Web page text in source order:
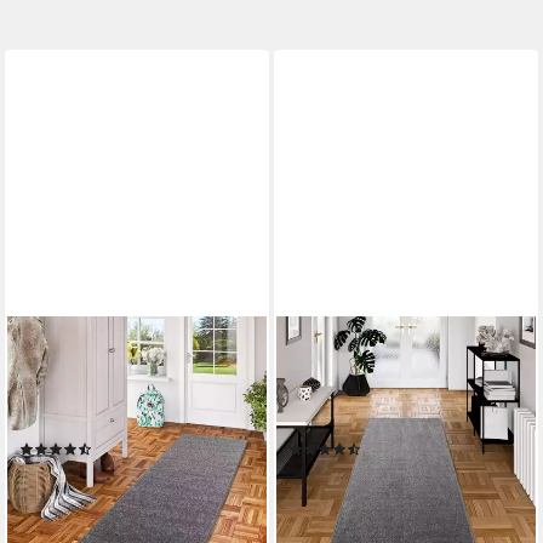
SNAPSTYLE
Läufer Hochflor Langflor
Teppich Läufer Cottage,
Rechteckig, Höhe: 22 mm
(76)
ab 29,90 € UVP52,90 €
-43%
lieferbar - in 4-5 Werktagen bei dir
SNAPSTYLE
Läufer Hochflor Velours
Läufer Teppich Luna,
Rechteckig, Höhe: 16 mm
(32)
ab 42,90 € UVP69,90 €
-39%
lieferbar - in 4-5 Werktagen bei dir